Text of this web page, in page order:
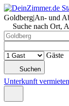
Goldberg|An- und
Suche nach Ort,
Gäste
Suchen
Unterkunft vermieten